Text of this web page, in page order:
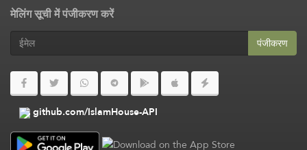
मेलिंग सूची में पंजीकरण करें
पंजीकरण
github.com/IslamHouse-API